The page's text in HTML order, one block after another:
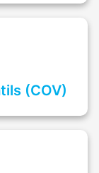
(COV)